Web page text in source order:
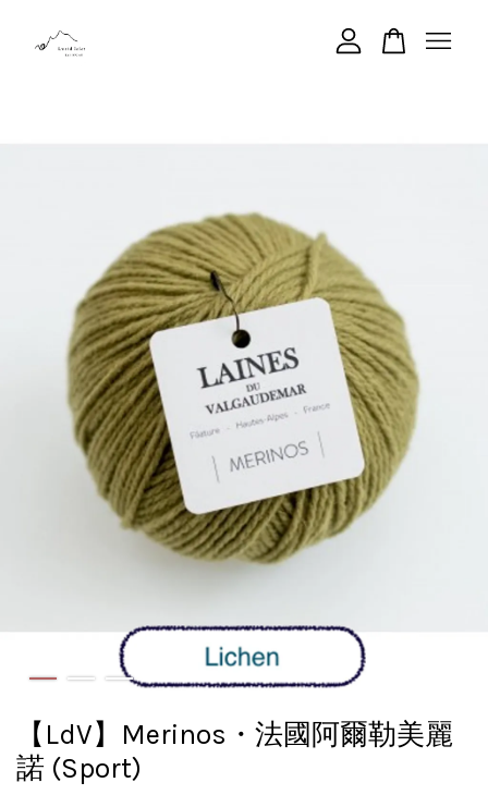
【LdV】Merinos・法國阿爾勒美麗
諾 (Sport)